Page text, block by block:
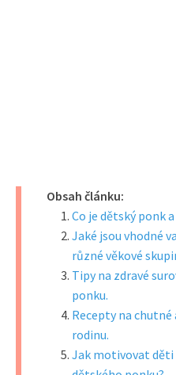
Obsah článku:
Co je dětský ponk
Jaké jsou vhodné
různé věkové
Tipy na zdravé
ponku.
Recepty na chutné
rodinu.
Jak motivovat děti